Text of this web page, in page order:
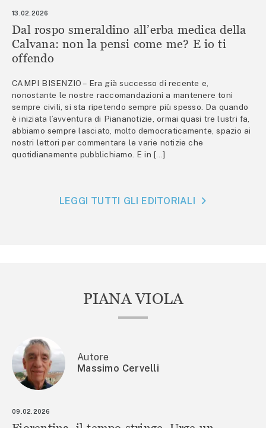
13.02.2026
Dal rospo smeraldino all’erba medica della
Calvana: non la pensi come me? E io ti
offendo
CAMPI BISENZIO – Era già successo di recente e,
nonostante le nostre raccomandazioni a mantenere toni
sempre civili, si sta ripetendo sempre più spesso. Da quando
è iniziata l’avventura di Piananotizie, ormai quasi tre lustri fa,
abbiamo sempre lasciato, molto democraticamente, spazio ai
nostri lettori per commentare le varie notizie che
quotidianamente pubblichiamo. E in […]
LEGGI TUTTI GLI EDITORIALI
PIANA VIOLA
Autore
Massimo Cervelli
09.02.2026